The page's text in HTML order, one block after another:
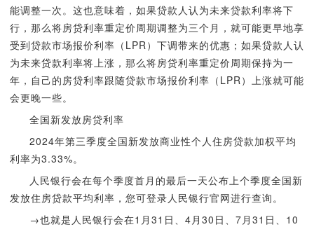
能调整一次。这也意味着，如果贷款人认为未来贷款利率将下
行，那么将房贷利率重定价周期调整为三个月，就可能更早地享
受到贷款市场报价利率（LPR）下调带来的优惠；如果贷款人认
为未来贷款利率将上涨，那么将房贷利率重定价周期保持为一
年，自己的房贷利率跟随贷款市场报价利率（LPR）上涨就可能
会更晚一些。
全国新发放房贷利率
2024年第三季度全国新发放商业性个人住房贷款加权平均
利率为3.33%。
人民银行会在每个季度首月的最后一天公布上个季度全国新
发放住房贷款平均利率，您可登录人民银行官网进行查询。
→也就是人民银行会在1月31日、4月30日、7月31日、10